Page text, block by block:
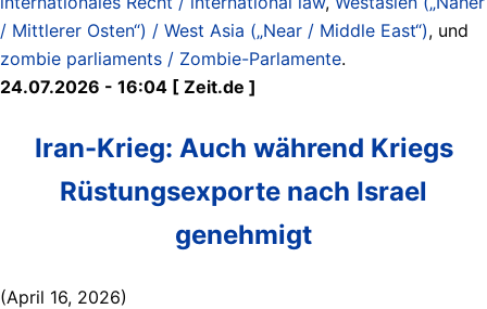
/ Mittlerer Osten“) / West Asia („Near / Middle East“), und
zombie parliaments / Zombie-Parlamente.
24.07.2026 - 16:04 [ Zeit.de ]
Iran-Krieg: Auch während Kriegs
Rüstungsexporte nach Israel
genehmigt
(April 16, 2026)